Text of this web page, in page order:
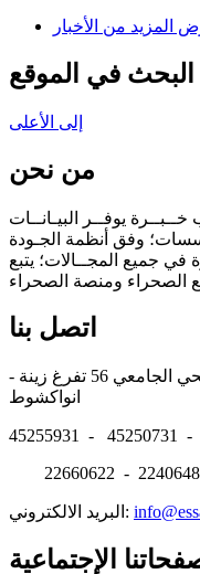
البحث في الموقع
إلى الأعلى
من نحن
يوفــر البيـانــات
وفق أنظمة الجـودة
في جميع المجــالات؛ يتبع
اتصل بنا
المقر: شارع نيلسون مانيدلا - الحي الجامعي 56 تفرغ زينة -
22660622 -
البريد الالكتروني:
الإجتماعية